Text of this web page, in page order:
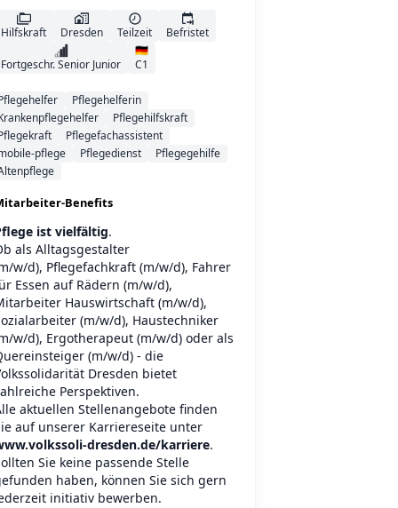
Hilfskraft Dresden Teilzeit Befristet
Fortgeschr. Senior Junior
🇩🇪
C1
Pflegehelferin
Pflegehilfskraft
Pflegefachassistent
pflege
Pflegedienst
Pflegegehilfe
Benefits
ist vielfältig.
als Alltagsgestalter
w/d), Pflegefachkraft (m/w/d), Fahrer
Essen auf Rädern (m/w/d),
Hauswirtschaft (m/w/d),
(m/w/d), Haustechniker
w/d), Ergotherapeut (m/w/d) oder als
(m/w/d) - die
Dresden bietet
Perspektiven.
aktuellen Stellenangebote finden
auf unserer Karriereseite unter
dresden.de/karriere.
Sie keine passende Stelle
haben, können Sie sich gern
initiativ bewerben.